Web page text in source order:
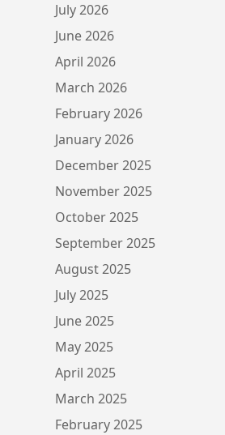
July 2026
June 2026
April 2026
March 2026
February 2026
January 2026
December 2025
November 2025
October 2025
September 2025
August 2025
July 2025
June 2025
May 2025
April 2025
March 2025
February 2025